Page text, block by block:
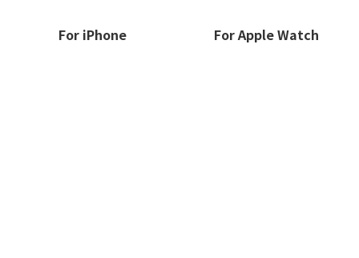
For iPhone For Apple Watch